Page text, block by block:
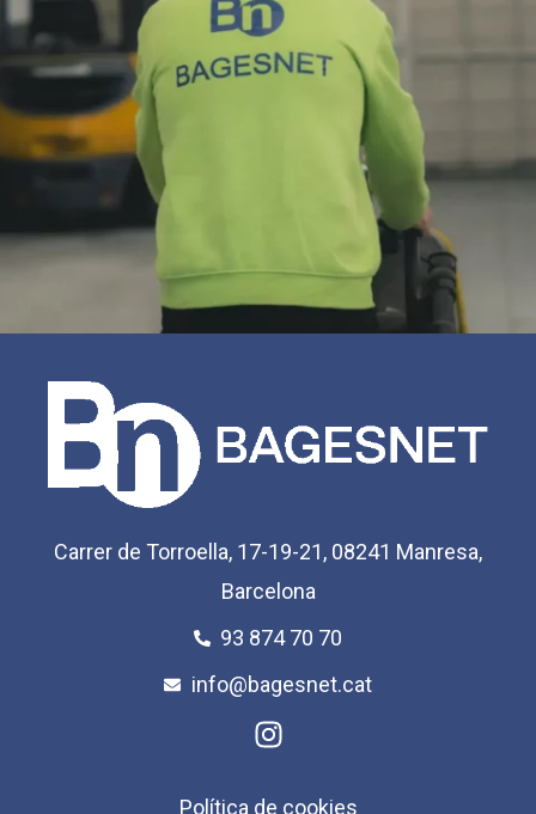
Carrer de Torroella, 17-19-21, 08241 Manresa,
Barcelona
93 874 70 70
info@bagesnet.cat
I
n
Política de cookies